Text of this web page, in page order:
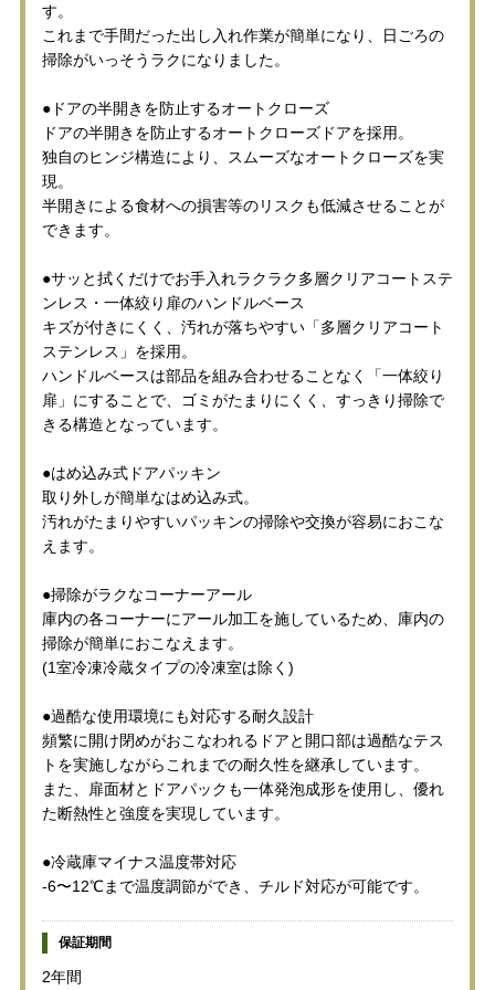
す。
これまで手間だった出し入れ作業が簡単になり、日ごろの
掃除がいっそうラクになりました。
●ドアの半開きを防止するオートクローズ
ドアの半開きを防止するオートクローズドアを採用。
独自のヒンジ構造により、スムーズなオートクローズを実
現。
半開きによる食材への損害等のリスクも低減させることが
できます。
●サッと拭くだけでお手入れラクラク多層クリアコートステ
ンレス・一体絞り扉のハンドルベース
キズが付きにくく、汚れが落ちやすい「多層クリアコート
ステンレス」を採用。
ハンドルベースは部品を組み合わせることなく「一体絞り
扉」にすることで、ゴミがたまりにくく、すっきり掃除で
きる構造となっています。
●はめ込み式ドアパッキン
取り外しが簡単なはめ込み式。
汚れがたまりやすいパッキンの掃除や交換が容易におこな
えます。
●掃除がラクなコーナーアール
庫内の各コーナーにアール加工を施しているため、庫内の
掃除が簡単におこなえます。
(1室冷凍冷蔵タイプの冷凍室は除く)
●過酷な使用環境にも対応する耐久設計
頻繁に開け閉めがおこなわれるドアと開口部は過酷なテス
トを実施しながらこれまでの耐久性を継承しています。
また、扉面材とドアパックも一体発泡成形を使用し、優れ
た断熱性と強度を実現しています。
●冷蔵庫マイナス温度帯対応
-6〜12℃まで温度調節ができ、チルド対応が可能です。
保証期間
2年間